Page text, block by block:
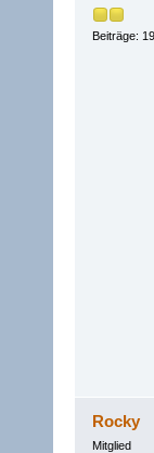
Beiträge:
Rocky
Mitglied